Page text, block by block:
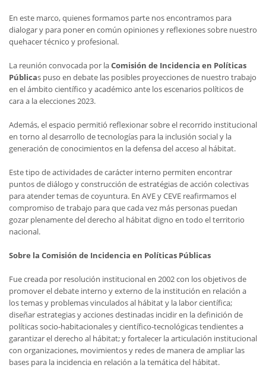
En este marco, quienes formamos parte nos encontramos para
dialogar y para poner en común opiniones y reflexiones sobre nuestro
quehacer técnico y profesional.
La reunión convocada por laComisión de Incidencia en Políticas
Públicas puso en debate las posibles proyecciones de nuestro trabajo
en el ámbito científico y académico ante los escenarios políticos de
cara a la elecciones 2023.
Además, el espacio permitió reflexionar sobre el recorrido institucional
en torno al desarrollo de tecnologías para la inclusión social y la
generación de conocimientos en la defensa del acceso al hábitat.
Este tipo de actividades de carácter interno permiten encontrar
puntos de diálogo y construcción de estratégias de acción colectivas
para atender temas de coyuntura. En AVE y CEVE reafirmamos el
compromiso de trabajo para que cada vez más personas puedan
gozar plenamente del derecho al hábitat digno en todo el territorio
nacional.
Sobre la Comisión de Incidencia en Políticas Públicas
Fue creada por resolución institucional en 2002 con los objetivos de
promover el debate interno y externo de la institución en relación a
los temas y problemas vinculados al hábitat y la labor científica;
diseñar estrategias y acciones destinadas incidir en la definición de
políticas socio-habitacionales y científico-tecnológicas tendientes a
garantizar el derecho al hábitat; y fortalecer la articulación institucional
con organizaciones, movimientos y redes de manera de ampliar las
bases para la incidencia en relación a la temática del hábitat.